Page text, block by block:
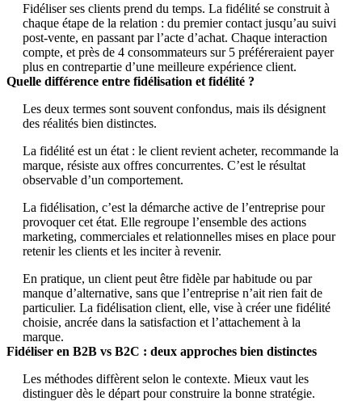
Fidéliser ses clients prend du temps. La fidélité se construit à
chaque étape de la relation : du premier contact jusqu’au suivi
post-vente, en passant par l’acte d’achat. Chaque interaction
compte, et près de 4 consommateurs sur 5 préféreraient payer
plus en contrepartie d’une meilleure expérience client.
Quelle différence entre fidélisation et fidélité ?
Les deux termes sont souvent confondus, mais ils désignent
des réalités bien distinctes.
La fidélité est un état : le client revient acheter, recommande la
marque, résiste aux offres concurrentes. C’est le résultat
observable d’un comportement.
La fidélisation, c’est la démarche active de l’entreprise pour
provoquer cet état. Elle regroupe l’ensemble des actions
marketing, commerciales et relationnelles mises en place pour
retenir les clients et les inciter à revenir.
En pratique, un client peut être fidèle par habitude ou par
manque d’alternative, sans que l’entreprise n’ait rien fait de
particulier. La fidélisation client, elle, vise à créer une fidélité
choisie, ancrée dans la satisfaction et l’attachement à la
marque.
Fidéliser en B2B vs B2C : deux approches bien distinctes
Les méthodes diffèrent selon le contexte. Mieux vaut les
distinguer dès le départ pour construire la bonne stratégie.